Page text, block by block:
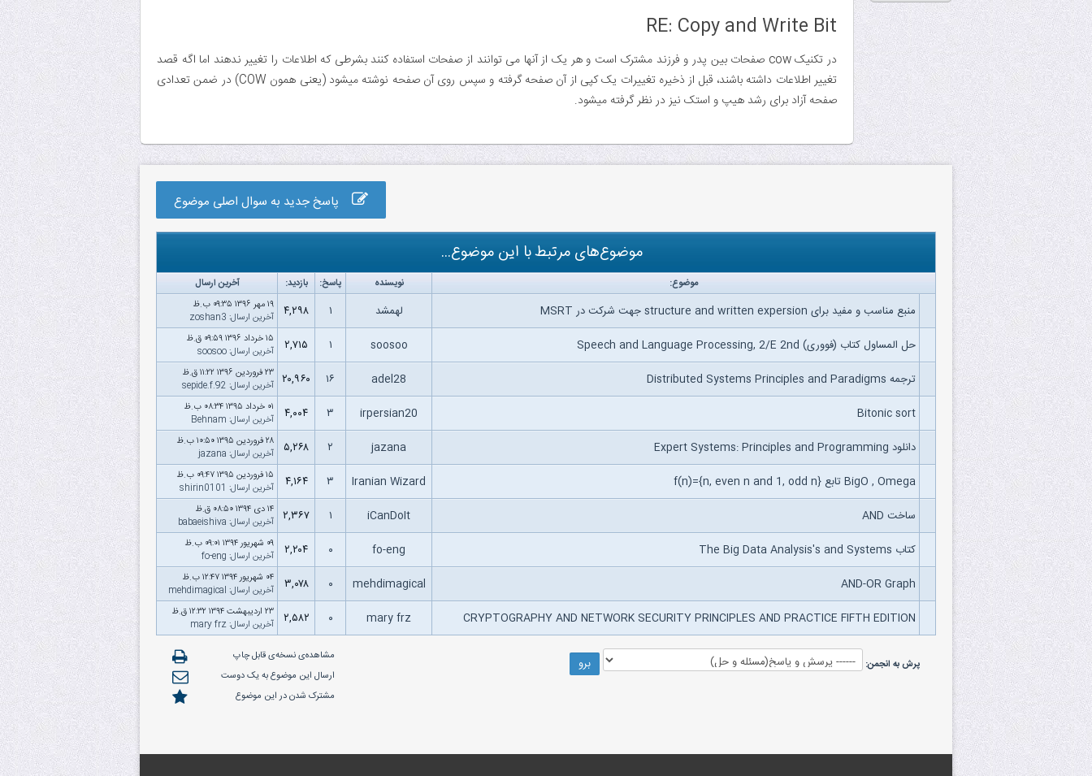
RE: Copy and Write Bit
در تکنیک cow صفحات بین پدر و فرزند مشترک است و هر یک از آنها می توانند از صفحات استفاده کنند بشرطی که اطلاعات را تغییر ندهند اما اگه قصد
تغییر اطلاعات داشته باشند‌، قبل از ذخیره تغییرات یک کپی از آن صفحه گرفته و سپس روی آن صفحه نوشته میشود (یعنی همون COW) در ضمن تعدادی
صفحه آزاد برای رشد هیپ و استک نیز در نظر گرفته میشود.
پاسخ جدید به سوال اصلی موضوع
موضوع‌های مرتبط با این موضوع...
موضوع: نویسنده پاسخ: بازدید: آخرین ارسال
منبع مناسب و مفید برای structure and written expersion جهت شرکت در MSRT لهمشد ۱ ۴,۲۹۸
۱۹ مهر ۱۳۹۶ ۰۹:۳۵ ب.ظ
آخرین ارسال:
zoshan3
حل المساول کتاب (فووری) Speech and Language Processing, 2/E 2nd soosoo ۱ ۲,۷۱۵
۱۵ خرداد ۱۳۹۶ ۰۹:۵۹ ق.ظ
آخرین ارسال:
soosoo
ترجمه Distributed Systems Principles and Paradigms adel28 ۱۶ ۲۰,۹۶۰ ۲۳ فروردین ۱۳۹۶ ۱۱:۲۲ ق.ظ
آخرین ارسال:
sepide.f.92
Bitonic sort
irpersian20 ۳ ۴,۰۰۴
۰۱ خرداد ۱۳۹۵ ۰۸:۳۴ ب.ظ
آخرین ارسال:
Behnam‌
دانلود Expert Systems: Principles and Programming jazana ۲ ۵,۲۶۸
۲۸ فروردین ۱۳۹۵ ۱۰:۵۰ ب.ظ
آخرین ارسال:
jazana
BigO , Omega تابع {f(n)={n, even n and 1, odd n Iranian Wizard ۳ ۴,۱۶۴
۱۵ فروردین ۱۳۹۵ ۰۹:۴۷ ب.ظ
آخرین ارسال:
shirin0101
ساخت AND iCanDoIt ۱ ۲,۳۶۷
۱۴ دى ۱۳۹۴ ۰۸:۵۰ ق.ظ
آخرین ارسال:
babaeishiva
کتاب The Big Data Analysis's and Systems fo-eng ۰ ۲,۲۰۴
۰۹ شهریور ۱۳۹۴ ۰۹:۰۱ ب.ظ
آخرین ارسال:
fo-eng
AND-OR Graph
mehdimagical ۰ ۳,۰۷۸
۰۴ شهریور ۱۳۹۴ ۱۲:۴۷ ب.ظ
آخرین ارسال:
mehdimagical
CRYPTOGRAPHY AND NETWORK SECURITY PRINCIPLES AND PRACTICE FIFTH EDITION
mary frz ۰ ۲,۵۸۲
۲۳ اردیبهشت ۱۳۹۴ ۱۲:۳۲ ق.ظ
آخرین ارسال:
mary frz
مشاهده‌ی نسخه‌ی قابل چاپ
ارسال این موضوع به یک دوست
مشترک شدن در این موضوع
پرش به انجمن: